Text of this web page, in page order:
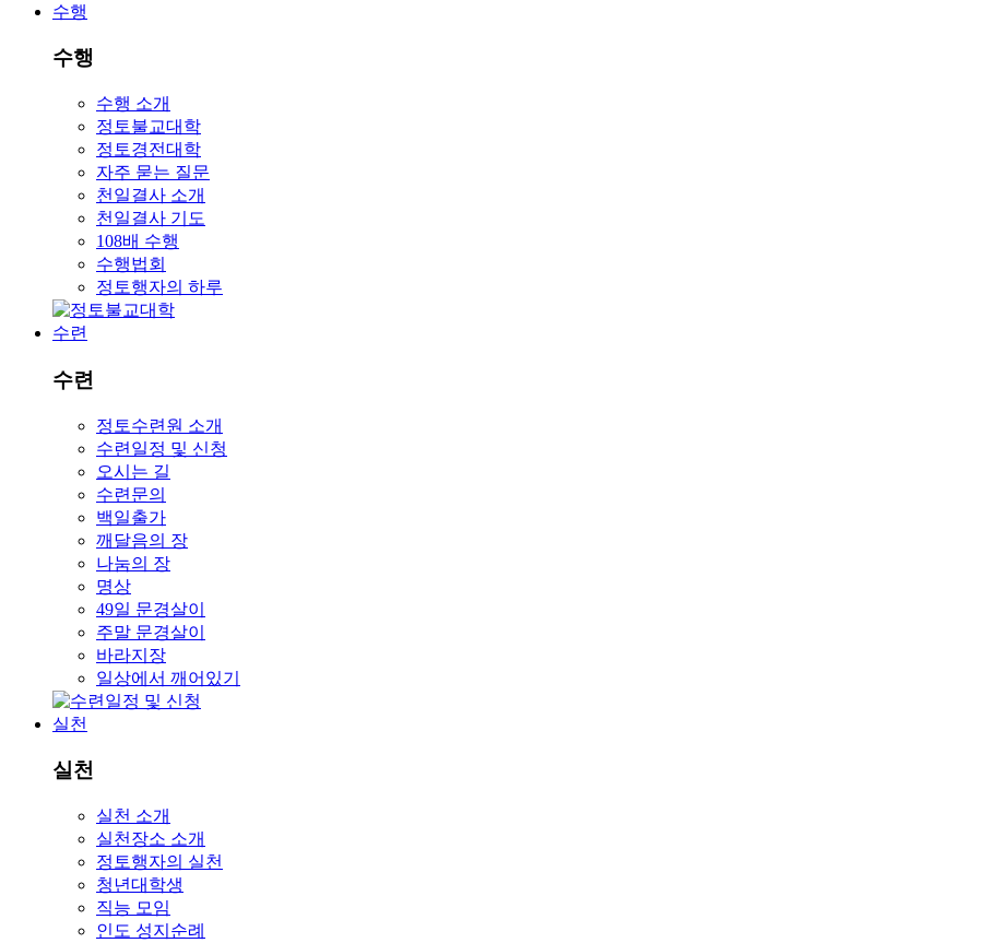
수행
수행
수행 소개
정토불교대학
정토경전대학
자주 묻는 질문
천일결사 소개
천일결사 기도
108배 수행
수행법회
정토행자의 하루
수련
수련
정토수련원 소개
수련일정 및 신청
오시는 길
수련문의
백일출가
깨달음의 장
나눔의 장
명상
49일 문경살이
주말 문경살이
바라지장
일상에서 깨어있기
실천
실천
실천 소개
실천장소 소개
정토행자의 실천
청년대학생
직능 모임
인도 성지순례